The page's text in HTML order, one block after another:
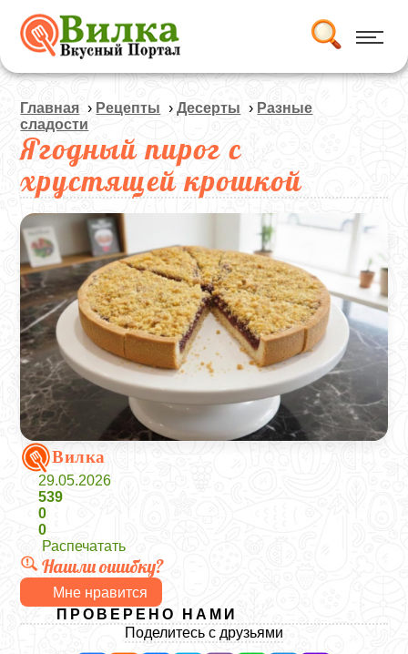
Главная › Рецепты ›Десерты › Разные
сладости
Ягодный пирог с
хрустящей крошкой
Вилка
29.05.2026
539
0
0
Распечатать
Нашли ошибку?
Мне нравится
ПРОВЕРЕНО НАМИ
Поделитесь с друзьями